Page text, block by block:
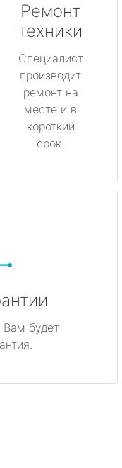
Ремонт
техники
Специалист
производит
ремонт на
месте и в
короткий
срок.
Вам будет